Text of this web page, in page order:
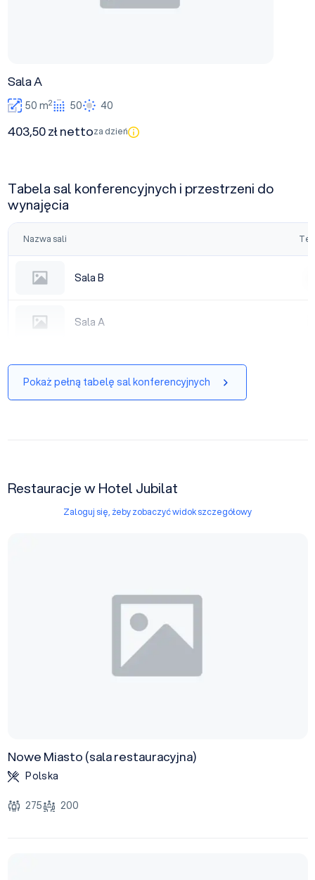
Sala A
50 m2 50 40
403,50 zł nettoza dzień
Tabela sal konferencyjnych i przestrzeni do
wynajęcia
Nazwa sali
Sala B
Sala B
Sala A
Sala A
Pokaż pełną tabelę sal konferencyjnych
Restauracje w Hotel Jubilat
Zaloguj się, żeby zobaczyć widok szczegółowy
Nowe Miasto (sala restauracyjna)
Polska
275 200